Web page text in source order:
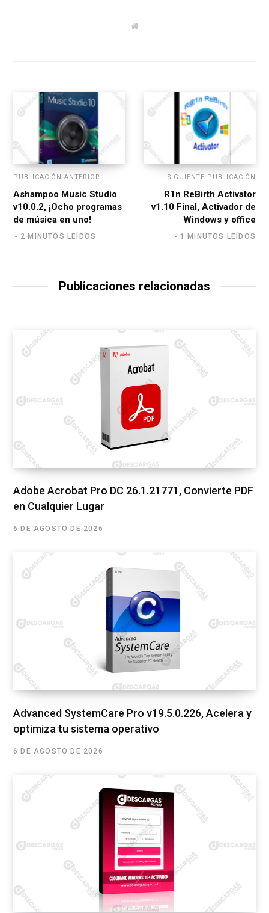
W
PUBLICACIÓN ANTERIOR
Ashampoo Music Studio
v10.0.2, ¡Ocho programas
de música en uno!
2 MINUTOS LEÍDOS
SIGUIENTE PUBLICACIÓN
R1n ReBirth Activator
v1.10 Final, Activador de
Windows y office
1 MINUTOS LEÍDOS
Publicaciones relacionadas
Adobe Acrobat Pro DC 26.1.21771, Convierte PDF
en Cualquier Lugar
6 DE AGOSTO DE 2026
Advanced SystemCare Pro v19.5.0.226, Acelera y
optimiza tu sistema operativo
6 DE AGOSTO DE 2026